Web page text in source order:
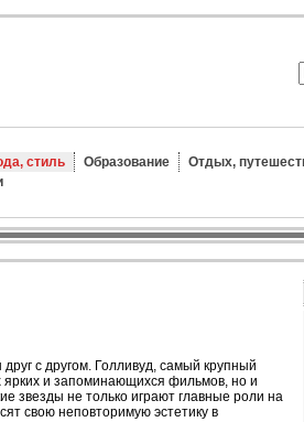
стиль Образование Отдых,
с другом. Голливуд, самый крупный
ярких и запоминающихся фильмов, но и
звезды не только играют главные роли на
свою неповторимую эстетику в